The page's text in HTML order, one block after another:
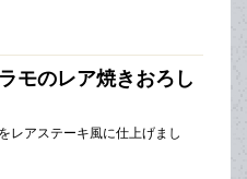
モのレア焼きおろし
レアステーキ風に仕上げまし